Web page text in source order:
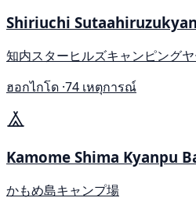
Shiriuchi
知内スターヒルズキャンピング
ฮอกไกโด ·74 เหตุการณ์
Kamome Shima Kyanpu
かもめ島キャンプ場